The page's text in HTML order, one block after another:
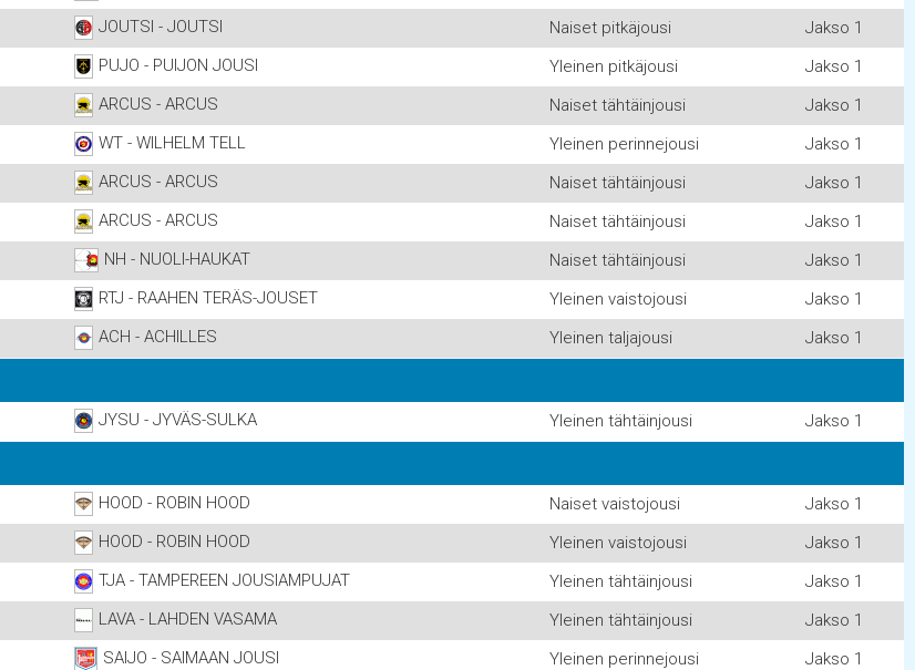
JOUTSI - JOUTSI Naiset pitkäjousi
Jakso 1
PUJO - PUIJON JOUSI Yleinen pitkäjousi
Jakso 1
ARCUS - ARCUS Naiset tähtäinjousi
Jakso 1
WT - WILHELM TELL Yleinen perinnejousi
Jakso 1
ARCUS - ARCUS Naiset tähtäinjousi
Jakso 1
ARCUS - ARCUS Naiset tähtäinjousi
Jakso 1
NH - NUOLI-HAUKAT Naiset tähtäinjousi
Jakso 1
RTJ - RAAHEN TERÄS-JOUSET Yleinen vaistojousi
Jakso 1
ACH - ACHILLES Yleinen taljajousi Jakso 1
JYSU - JYVÄS-SULKA Yleinen tähtäinjousi Jakso 1
HOOD - ROBIN HOOD Naiset vaistojousi
Jakso 1
HOOD - ROBIN HOOD Yleinen vaistojousi
Jakso 1
TJA - TAMPEREEN JOUSIAMPUJAT Yleinen tähtäinjousi
Jakso 1
LAVA - LAHDEN VASAMA Yleinen tähtäinjousi
Jakso 1
SAIJO - SAIMAAN JOUSI Yleinen perinnejousi Jakso 1